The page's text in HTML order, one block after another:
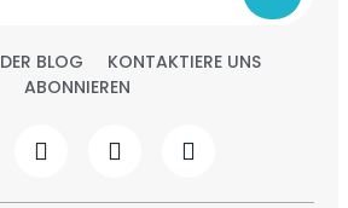
DER BLOG
KONTAKTIERE UNS
ABONNIEREN